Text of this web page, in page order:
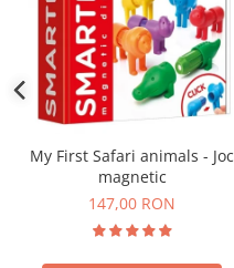
My First Safari animals - Joc
magnetic
147,00 RON